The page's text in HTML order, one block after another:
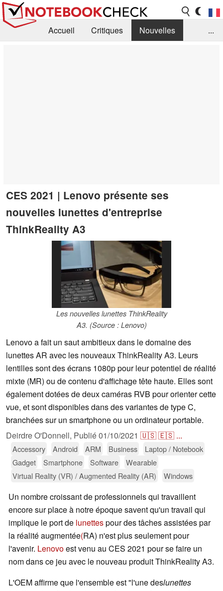
Accueil Critiques
Nouvelles
...
CES 2021 | Lenovo présente ses
nouvelles lunettes d'entreprise
ThinkReality A3
Les nouvelles lunettes ThinkReality
A3. (Source : Lenovo)
Lenovo a fait un saut ambitieux dans le domaine des
lunettes AR avec les nouveaux ThinkReality A3. Leurs
lentilles sont des écrans 1080p pour leur potentiel de réalité
mixte (MR) ou de contenu d'affichage tête haute. Elles sont
également dotées de deux caméras RVB pour orienter cette
vue, et sont disponibles dans des variantes de type C,
branchées sur un smartphone ou un ordinateur portable.
Deirdre O'Donnell, Publié01/10/2021 🇺🇸🇪🇸 ...
Accessory Android ARM Business
Laptop / Notebook
Gadget
Smartphone Software
Wearable
Virtual Reality (VR) / Augmented Reality (AR)
Windows
Un nombre croissant de professionnels qui travaillent
encore sur place à notre époque savent qu'un travail qui
implique le port de lunettespour des tâches assistées par
la réalité augmentée(RA) n'est plus seulement pour
l'avenir. Lenovoest venu au CES 2021 pour se faire un
nom dans ce jeu avec le nouveau produit ThinkReality A3.
L'OEM affirme que l'ensemble est "l'une deslunettes